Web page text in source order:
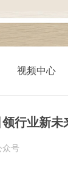
视频中心
行业新未
众号